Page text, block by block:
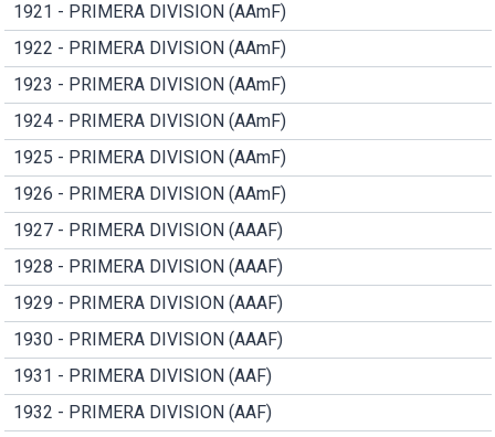
1921 - PRIMERA DIVISION (AAmF)
1922 - PRIMERA DIVISION (AAmF)
1923 - PRIMERA DIVISION (AAmF)
1924 - PRIMERA DIVISION (AAmF)
1925 - PRIMERA DIVISION (AAmF)
1926 - PRIMERA DIVISION (AAmF)
1927 - PRIMERA DIVISION (AAAF)
1928 - PRIMERA DIVISION (AAAF)
1929 - PRIMERA DIVISION (AAAF)
1930 - PRIMERA DIVISION (AAAF)
1931 - PRIMERA DIVISION (AAF)
1932 - PRIMERA DIVISION (AAF)